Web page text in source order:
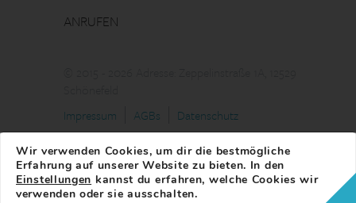
ANRUFEN
Impressum
AGBs Datenschutz
Wir verwenden Cookies, um dir die bestmögliche
Erfahrung auf unserer Website zu bieten. In den
Einstellungen kannst du erfahren, welche Cookies wir
verwenden oder sie ausschalten.